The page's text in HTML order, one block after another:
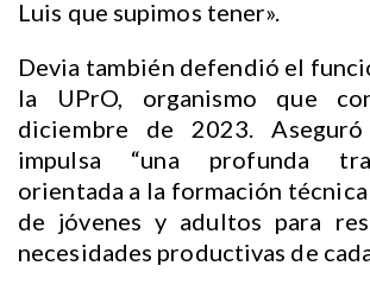
Luis que supimos tener».
Devia también defendió el
la UPrO, organismo que
diciembre de 2023.
impulsa “una profunda
orientada a la formación
de jóvenes y adultos para
necesidades productivas de